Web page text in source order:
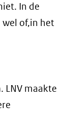
In de
of,in het
LNV maakte